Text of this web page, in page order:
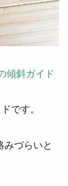
傾斜ガイド
です。
みづらいと